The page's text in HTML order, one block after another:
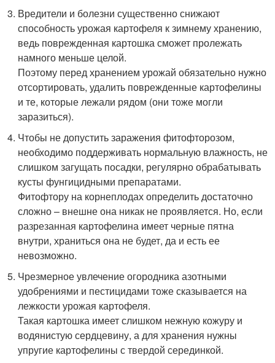
Вредители и болезни существенно снижают
способность урожая картофеля к зимнему хранению,
ведь поврежденная картошка сможет пролежать
намного меньше целой.
Поэтому перед хранением урожай обязательно нужно
отсортировать, удалить поврежденные картофелины
и те, которые лежали рядом (они тоже могли
заразиться).
Чтобы не допустить заражения фитофторозом,
необходимо поддерживать нормальную влажность, не
слишком загущать посадки, регулярно обрабатывать
кусты фунгицидными препаратами.
Фитофтору на корнеплодах определить достаточно
сложно – внешне она никак не проявляется. Но, если
разрезанная картофелина имеет черные пятна
внутри, храниться она не будет, да и есть ее
невозможно.
Чрезмерное увлечение огородника азотными
удобрениями и пестицидами тоже сказывается на
лежкости урожая картофеля.
Такая картошка имеет слишком нежную кожуру и
водянистую сердцевину, а для хранения нужны
упругие картофелины с твердой серединкой.